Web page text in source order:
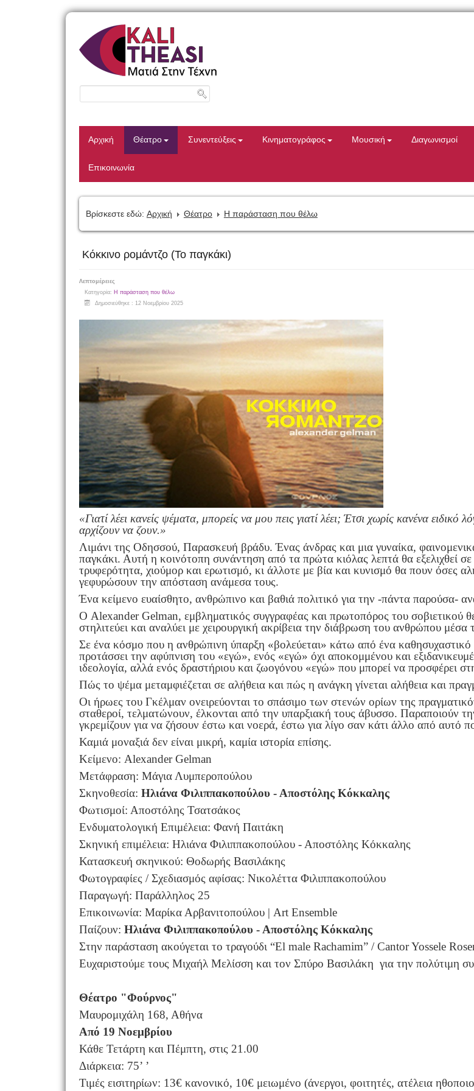
Αρχική Θέατρο Συνεντεύξεις Κινηματογράφος Μουσική Διαγωνισμοί
Επικοινωνία
Βρίσκεστε εδώ: Αρχική Θέατρο Η παράσταση που θέλω
Κόκκινο ρομάντζο (To παγκάκι)
Λεπτομέρειες
Κατηγορία: Η παράσταση που θέλω
Δημοσιεύθηκε : 12 Νοεμβρίου 2025
«Γιατί λέει κανείς ψέματα, μπορείς να μου πεις γιατί λέει; Έτσι χωρίς κανένα
αρχίζουν να ζουν.»
Λιμάνι της Οδησσού, Παρασκευή βράδυ. Ένας άνδρας και μια γυναίκα,
παγκάκι. Αυτή η κοινότοπη συνάντηση από τα πρώτα κιόλας λεπτά θα εξελιχθεί
τρυφερότητα, χιούμορ και ερωτισμό, κι άλλοτε με βία και κυνισμό θα πουν όσες
γεφυρώσουν την απόσταση ανάμεσα τους.
Ένα κείμενο ευαίσθητο, ανθρώπινο και βαθιά πολιτικό για την -πάντα παρούσα-
Ο Alexander Gelman, εμβληματικός συγγραφέας και πρωτοπόρος του σοβιετικού
στηλιτεύει και αναλύει με χειρουργική ακρίβεια την διάβρωση του ανθρώπου μέσα
Σε ένα κόσμο που η ανθρώπινη ύπαρξη «βολεύεται» κάτω από ένα καθησυχαστικό
προτάσσει την αφύπνιση του «εγώ», ενός «εγώ» όχι αποκομμένου και
ιδεολογία, αλλά ενός δραστήριου και ζωογόνου «εγώ» που μπορεί να προσφέρει
Πώς το ψέμα μεταμφιέζεται σε αλήθεια και πώς η ανάγκη γίνεται αλήθεια και
Οι ήρωες του Γκέλμαν ονειρεύονται το σπάσιμο των στενών ορίων της
σταθεροί, τελματώνουν, έλκονται από την υπαρξιακή τους άβυσσο. Παραποιούν
γκρεμίζουν για να ζήσουν έστω και νοερά, έστω για λίγο σαν κάτι άλλο από αυτό
Καμιά μοναξιά δεν είναι μικρή, καμία ιστορία επίσης.
Κείμενο: Alexander Gelman
Μετάφραση: Μάγια Λυμπεροπούλου
Σκηνοθεσία: Ηλιάνα Φιλιππακοπούλου - Αποστόλης Κόκκαλης
Φωτισμοί: Αποστόλης Τσατσάκος
Ενδυματολογική Επιμέλεια: Φανή Παιτάκη
Σκηνική επιμέλεια: Ηλιάνα Φιλιππακοπούλου - Αποστόλης Κόκκαλης
Κατασκευή σκηνικού: Θοδωρής Βασιλάκης
Φωτογραφίες / Σχεδιασμός αφίσας: Νικολέττα Φιλιππακοπούλου
Παραγωγή: Παράλληλος 25
Επικοινωνία: Μαρίκα Αρβανιτοπούλου | Art Ensemble
Παίζουν: Ηλιάνα Φιλιππακοπούλου - Αποστόλης Κόκκαλης
Στην παράσταση ακούγεται το τραγούδι “Εl male Rachamim” / Cantor Yossele
Ευχαριστούμε τους Μιχαήλ Μελίσση και τον Σπύρο Βασιλάκη για την πολύτιμη
Θέατρο "Φούρνος"
Μαυρομιχάλη 168, Αθήνα
Από 19 Νοεμβρίου
Κάθε Τετάρτη και Πέμπτη, στις 21.00
Διάρκεια: 75’ ’
Τιμές εισιτηρίων: 13€ κανονικό, 10€ μειωμένο (άνεργοι, φοιτητές, ατέλεια